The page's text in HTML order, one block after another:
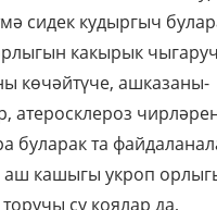
3 мәртәбә 1 әр аш
тагын бер
орлыкны тартып,
су коялар да, 30-40
Ашарга 30 минут кала,
әр мл эчәләр (баш